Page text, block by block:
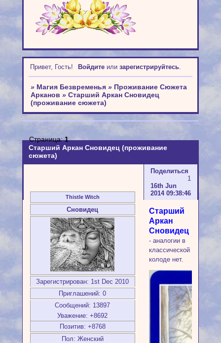
Привет, Гость! Войдитеили зарегистрируйтесь.
» Магия Безвременья » Проживание Сюжета
Арканов » Старший Аркан Сновидец
(проживание сюжета)
Старший Аркан Сновидец (проживание
сюжета)
Страница:1
Поделиться
1
16th Jun
2014 09:38:46
Thistle Witch
Сновидец
Зарегистрирован: 1st Dec 2010
Приглашений: 0
Сообщений: 13897
Уважение: +8692
Позитив: +8768
Пол: Женский
Старший
Аркан
Сновидец
- аналогии в
классической
колоде нет.